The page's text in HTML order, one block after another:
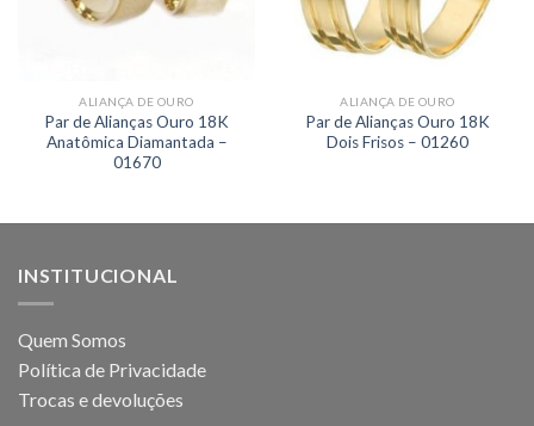
ALIANÇA DE OURO
Par de Alianças Ouro 18K
Anatômica Diamantada –
01670
ALIANÇA DE OURO
Par de Alianças Ouro 18K
Dois Frisos – 01260
INSTITUCIONAL
Quem Somos
Política de Privacidade
Trocas e devoluções